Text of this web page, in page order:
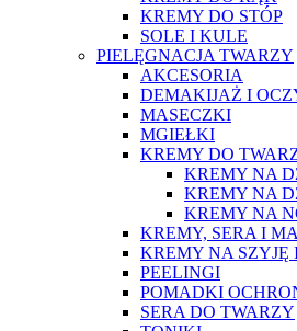
KREMY DO STÓP
SOLE I KULE
PIELĘGNACJA TWARZY
AKCESORIA
DEMAKIJAŻ I
MASECZKI
MGIEŁKI
KREMY DO
KREMY NA
KREMY NA
KREMY NA
KREMY, SERA I
KREMY NA SZYJĘ
PEELINGI
POMADKI
SERA DO TWARZY